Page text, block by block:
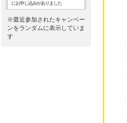
にお申し込みがありました
7時間前
※最近参加されたキャンペー
ンをランダムに表示していま
す